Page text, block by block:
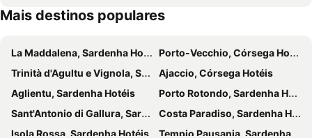
Mais destinos populares
La Maddalena, Sardenha Hotéis
Porto-Vecchio, Córsega Hotéis
Trinità d'Agultu e Vignola, Sardenha Hotéis
Ajaccio, Córsega Hotéis
Aglientu, Sardenha Hotéis
Porto Rotondo, Sardenha Hotéis
Sant'Antonio di Gallura, Sardenha Hotéis
Costa Paradiso, Sardenha Hotéis
Isola Rossa, Sardenha Hotéis
Tempio Pausania, Sardenha Hotéis